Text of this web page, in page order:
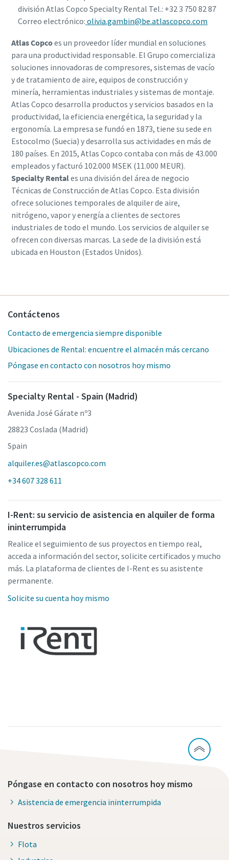
división Atlas Copco Specialty Rental Tel.: +32 3 750 82 87
Correo electrónico: olivia.gambin@be.atlascopco.com
Atlas Copcoes un proveedor líder mundial en soluciones
para una productividad responsable. El Grupo comercializa
soluciones innovadoras de compresores, sistemas de vacío
y de tratamiento de aire, equipos de construcción y
minería, herramientas industriales y sistemas de montaje.
Atlas Copco desarrolla productos y servicios basados en la
productividad, la eficiencia energética, la seguridad y la
ergonomía. La empresa se fundó en 1873, tiene su sede en
Estocolmo (Suecia) y desarrolla sus actividades en más de
180 países. En 2015, Atlas Copco contaba con más de 43.000
empleados y facturó 102.000 MSEK (11.000 MEUR).
Specialty Rentales una división del área de negocio
Técnicas de Construcción de Atlas Copco. Esta división
ofrece soluciones temporales de alquiler de aire,
nitrógeno, vapor y energía a clientes de sectores
industriales de todo el mundo. Los servicios de alquiler se
ofrecen con diversas marcas. La sede de la división está
ubicada en Houston (Estados Unidos).
Contáctenos
Contacto de emergencia siempre disponible
Ubicaciones de Rental: encuentre el almacén más cercano
Póngase en contacto con nosotros hoy mismo
Specialty Rental - Spain (Madrid)
Avenida José Gárate nº3
28823 Coslada (Madrid)
Spain
alquiler.es@atlascopco.com
+34 607 328 611
I-Rent: su servicio de asistencia en alquiler de forma
ininterrumpida
Realice el seguimiento de sus proyectos en tiempo real,
acceda a información del sector, solicite certificados y mucho
más. La plataforma de clientes de I-Rent es su asistente
permanente.
Solicite su cuenta hoy mismo
Póngase en contacto con nosotros hoy mismo
Asistencia de emergencia ininterrumpida
Nuestros servicios
Flota